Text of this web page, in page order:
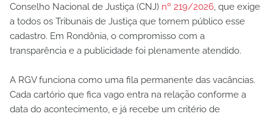
Conselho Nacional de Justiça (CNJ) nº 219/2026, que exige
a todos os Tribunais de Justiça que tornem público esse
cadastro. Em Rondônia, o compromisso com a
transparência e a publicidade foi plenamente atendido.
A RGV funciona como uma fila permanente das vacâncias.
Cada cartório que fica vago entra na relação conforme a
data do acontecimento, e já recebe um critério de